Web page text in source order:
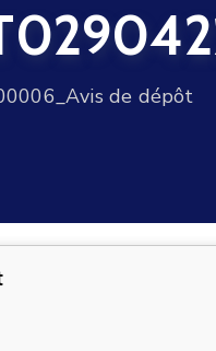
de dépôt